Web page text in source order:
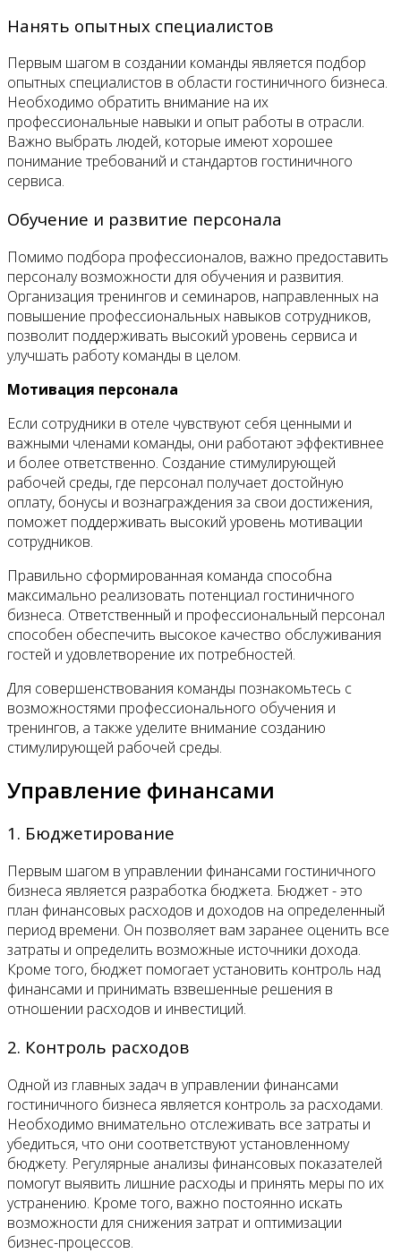
Нанять опытных специалистов
Первым шагом в создании команды является подбор
опытных специалистов в области гостиничного бизнеса.
Необходимо обратить внимание на их
профессиональные навыки и опыт работы в отрасли.
Важно выбрать людей, которые имеют хорошее
понимание требований и стандартов гостиничного
сервиса.
Обучение и развитие персонала
Помимо подбора профессионалов, важно предоставить
персоналу возможности для обучения и развития.
Организация тренингов и семинаров, направленных на
повышение профессиональных навыков сотрудников,
позволит поддерживать высокий уровень сервиса и
улучшать работу команды в целом.
Мотивация персонала
Eсли сотрудники в отеле чувствуют себя ценными и
важными членами команды, они работают эффективнее
и более ответственно. Создание стимулирующей
рабочей среды, где персонал получает достойную
оплату, бонусы и вознаграждения за свои достижения,
поможет поддерживать высокий уровень мотивации
сотрудников.
Правильно сформированная команда способна
максимально реализовать потенциал гостиничного
бизнеса. Ответственный и профессиональный персонал
способен обеспечить высокое качество обслуживания
гостей и удовлетворение их потребностей.
Для совершенствования команды познакомьтесь с
возможностями профессионального обучения и
тренингов, а также уделите внимание созданию
стимулирующей рабочей среды.
Управление финансами
1. Бюджетирование
Первым шагом в управлении финансами гостиничного
бизнеса является разработка бюджета. Бюджет - это
план финансовых расходов и доходов на определенный
период времени. Он позволяет вам заранее оценить все
затраты и определить возможные источники дохода.
Кроме того, бюджет помогает установить контроль над
финансами и принимать взвешенные решения в
отношении расходов и инвестиций.
2. Контроль расходов
Одной из главных задач в управлении финансами
гостиничного бизнеса является контроль за расходами.
Необходимо внимательно отслеживать все затраты и
убедиться, что они соответствуют установленному
бюджету. Регулярные анализы финансовых показателей
помогут выявить лишние расходы и принять меры по их
устранению. Кроме того, важно постоянно искать
возможности для снижения затрат и оптимизации
бизнес-процессов.